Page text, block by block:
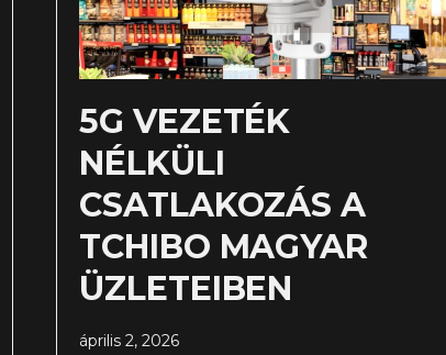
5G VEZETÉK
NÉLKÜLI
CSATLAKOZÁS A
TCHIBO MAGYAR
ÜZLETEIBEN
április 2, 2026